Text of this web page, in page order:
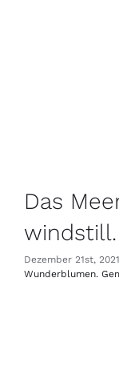
Das
windstill.
Dezember 21st, 2021
Wunderblumen.